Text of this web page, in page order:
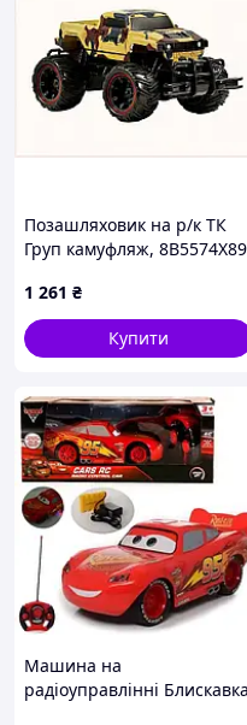
Позашляховик на р/к ТК
Груп камуфляж, 8B5574X89
1 261 ₴
Купити
Машина на
радіоуправлінні Блискавка